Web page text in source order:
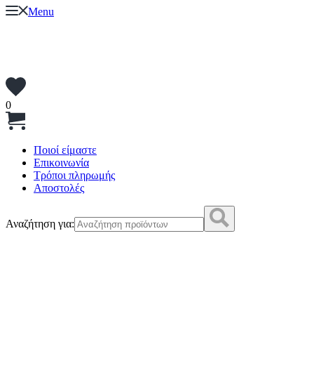
Menu
0
Ποιοί είμαστε
Επικοινωνία
Τρόποι πληρωμής
Αποστολές
Αναζήτηση για: